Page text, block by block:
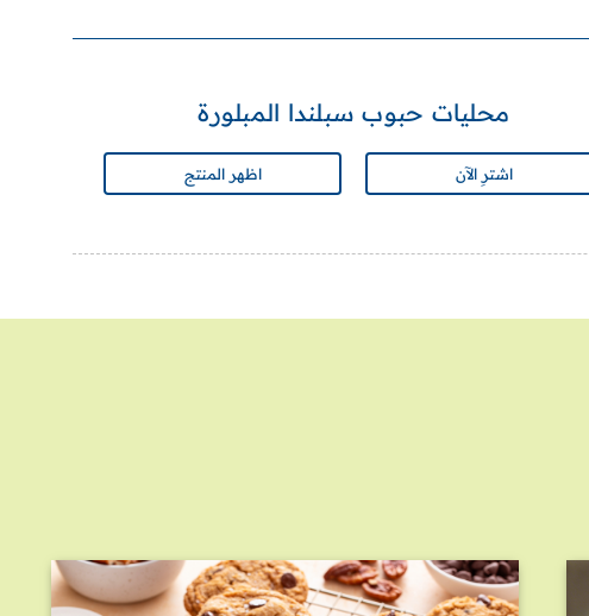
محليات حبوب سبلندا المبلورة
اشترِ الآن اظهر المنتج